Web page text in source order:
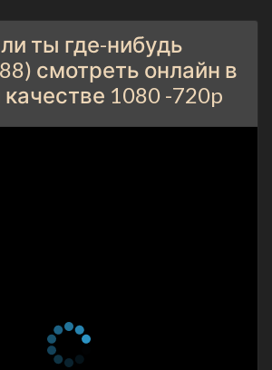
ты где-нибудь
смотреть онлайн в
1080 -720p